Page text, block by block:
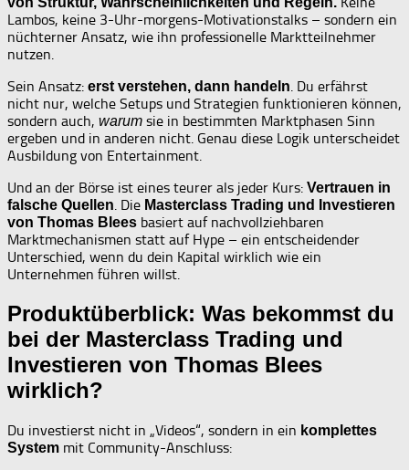
Lambos, keine 3-Uhr-morgens-Motivationstalks – sondern ein
nüchterner Ansatz, wie ihn professionelle Marktteilnehmer
nutzen.
Sein Ansatz: erst verstehen, dann handeln. Du erfährst
nicht nur, welche Setups und Strategien funktionieren können,
sondern auch, warum sie in bestimmten Marktphasen Sinn
ergeben und in anderen nicht. Genau diese Logik unterscheidet
Ausbildung von Entertainment.
Und an der Börse ist eines teurer als jeder Kurs: Vertrauen in
falsche Quellen. Die Masterclass Trading und Investieren
von Thomas Blees basiert auf nachvollziehbaren
Marktmechanismen statt auf Hype – ein entscheidender
Unterschied, wenn du dein Kapital wirklich wie ein
Unternehmen führen willst.
Produktüberblick: Was bekommst du
bei der Masterclass Trading und
Investieren von Thomas Blees
wirklich?
Du investierst nicht in „Videos“, sondern in ein komplettes
System mit Community-Anschluss: